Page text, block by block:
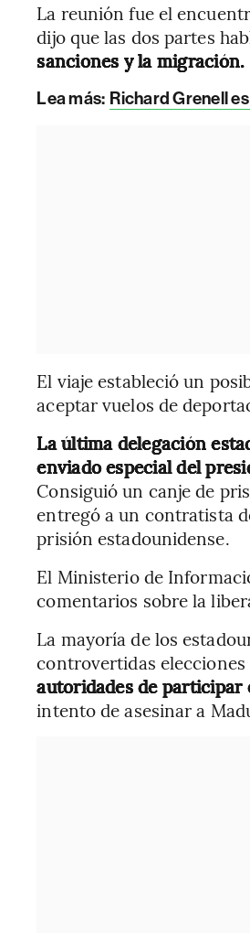
La reunión fue el
dijo que las dos partes
sanciones y la migración.
Lea más: Richard Grenell
El viaje estableció un
aceptar vuelos de
La última delegación
enviado especial del
Consiguió un canje de
entregó a un contratista
prisión estadounidense.
El Ministerio de
comentarios sobre la
La mayoría de los
controvertidas
autoridades de
intento de asesinar a